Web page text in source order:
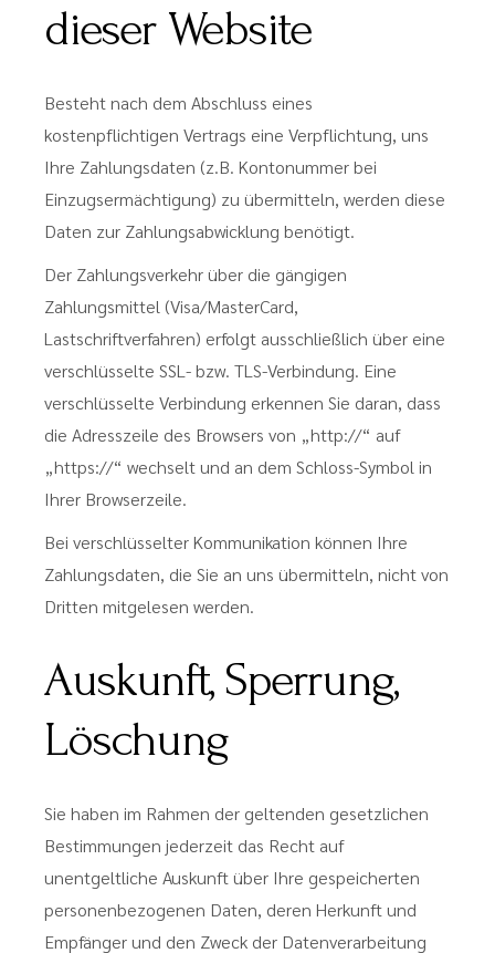
dieser Website
Besteht nach dem Abschluss eines
kostenpflichtigen Vertrags eine Verpflichtung, uns
Ihre Zahlungsdaten (z.B. Kontonummer bei
Einzugsermächtigung) zu übermitteln, werden diese
Daten zur Zahlungsabwicklung benötigt.
Der Zahlungsverkehr über die gängigen
Zahlungsmittel (Visa/MasterCard,
Lastschriftverfahren) erfolgt ausschließlich über eine
verschlüsselte SSL- bzw. TLS-Verbindung. Eine
verschlüsselte Verbindung erkennen Sie daran, dass
die Adresszeile des Browsers von „http://“ auf
„https://“ wechselt und an dem Schloss-Symbol in
Ihrer Browserzeile.
Bei verschlüsselter Kommunikation können Ihre
Zahlungsdaten, die Sie an uns übermitteln, nicht von
Dritten mitgelesen werden.
Auskunft, Sperrung,
Löschung
Sie haben im Rahmen der geltenden gesetzlichen
Bestimmungen jederzeit das Recht auf
unentgeltliche Auskunft über Ihre gespeicherten
personenbezogenen Daten, deren Herkunft und
Empfänger und den Zweck der Datenverarbeitung